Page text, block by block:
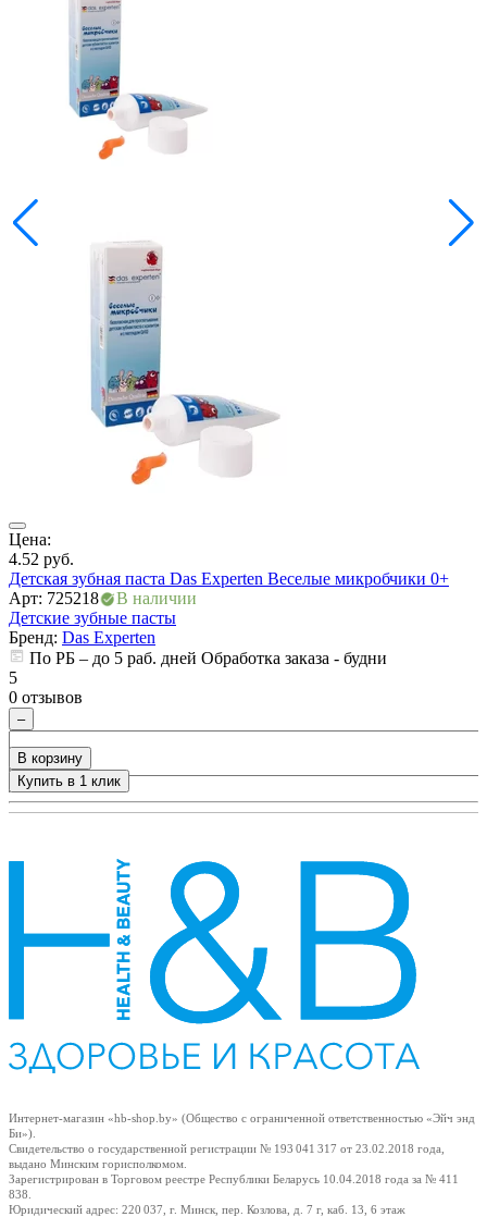
Цена:
4.52 руб.
Детская зубная паста Das Experten Веселые микробчики 0+
Арт: 725218
В наличии
Детские зубные пасты
Бренд: Das Experten
По РБ – до 5 раб. дней Обработка заказа - будни
5
0 отзывов
–
+
В корзину
Купить в 1 клик
Интернет-магазин «hb-shop.by» (Общество с ограниченной ответственностью «Эйч энд
Би»).
Свидетельство о государственной регистрации № 193 041 317 от 23.02.2018 года,
выдано Минским горисполкомом.
Зарегистрирован в Торговом реестре Республики Беларусь 10.04.2018 года за № 411
838.
Юридический адрес: 220 037, г. Минск, пер. Козлова, д. 7 г, каб. 13, 6 этаж